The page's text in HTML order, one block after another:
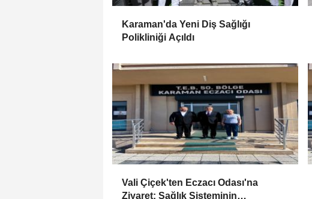
Karaman'da Yeni Diş Sağlığı
Polikliniği Açıldı
Vali Çiçek'ten Eczacı Odası'na
Ziyaret: Sağlık Sisteminin